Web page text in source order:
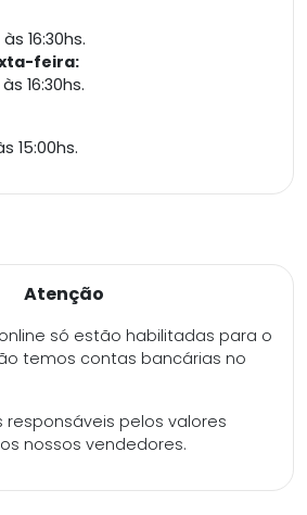
16:30hs.
feira:
16:30hs.
15:00hs.
Atenção
só estão habilitadas para o
temos contas bancárias no
responsáveis pelos valores
nossos vendedores.